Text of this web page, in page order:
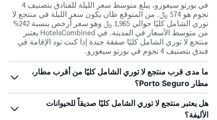
في بورتو سيغورو، يبلغ متوسط ​​سعر الليلة للفنادق بتصنيف 4
نجوم هو 574 ﷼. من المتوقع ظان يكون سعر الليلة في منتجع لا
توري الشامل كليًا حوالي 1,965 ﷼ وهو سعر أرخص بنسبة 242%
من متوسط الأسعار في المدينة. في HotelsCombined يعتبر
منتجع لا توري الشامل كليًا صفقة جيدة إذا كنت تود الإقامة في
فندق بتصنيف 4 نجوم في بورتو سيغورو.
ما مدى قرب منتجع لا توري الشامل كليًا من أقرب مطار،
مطار Porto Seguro؟
هل يعتبر منتجع لا توري الشامل كليًا صديقاً للحيوانات
الأليفة؟